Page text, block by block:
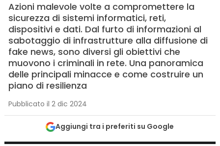
Azioni malevole volte a compromettere la
sicurezza di sistemi informatici, reti,
dispositivi e dati. Dal furto di informazioni al
sabotaggio di infrastrutture alla diffusione di
fake news, sono diversi gli obiettivi che
muovono i criminali in rete. Una panoramica
delle principali minacce e come costruire un
piano di resilienza
Pubblicato il 2 dic 2024
Aggiungi tra i preferiti su Google